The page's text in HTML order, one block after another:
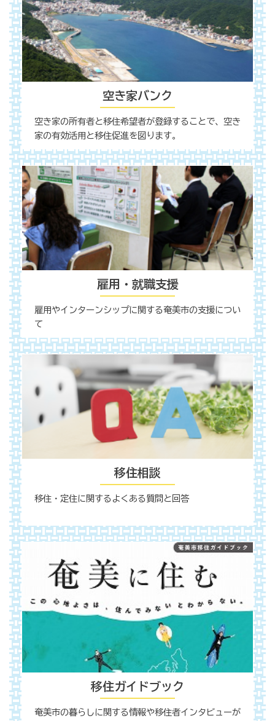
空き家バンク
空き家の所有者と移住希望者が登録することで、空き
家の有効活用と移住促進を図ります。
雇用・就職支援
雇用やインターンシップに関する奄美市の支援につい
て
移住相談
移住・定住に関するよくある質問と回答
移住ガイドブック
奄美市の暮らしに関する情報や移住者インタビューが